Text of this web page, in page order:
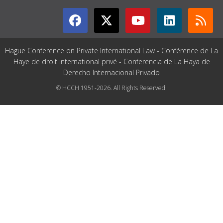
Hague Conference on Private International Law - Conférence de La
Haye de droit international privé - Conferencia de La Haya de
Derecho Internacional Privado
© HCCH 1951-2026. All Rights Reserved.